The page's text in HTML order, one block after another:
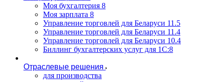
Моя бухгалтерия 8
Моя зарплата 8
Управление торговлей для Беларуси 11.5
Управление торговлей для Беларуси 11.4
Управление торговлей для Беларуси 10.4
Биллинг бухгалтерских услуг для 1С:8
Отраслевые решения
для производства